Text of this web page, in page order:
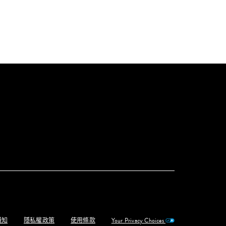
隱私權政策 使用條款 Your Privacy Choices